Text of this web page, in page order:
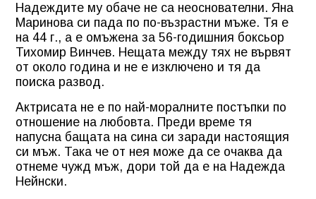
Надеждите му обаче не са неоснователни. Яна
Маринова си пада по по-възрастни мъже. Тя е
на 44 г., а е омъжена за 56-годишния боксьор
Тихомир Винчев. Нещата между тях не вървят
от около година и не е изключено и тя да
поиска развод.
Актрисата не е по най-моралните постъпки по
отношение на любовта. Преди време тя
напусна бащата на сина си заради настоящия
си мъж. Така че от нея може да се очаква да
отнеме чужд мъж, дори той да е на Надежда
Нейнски.